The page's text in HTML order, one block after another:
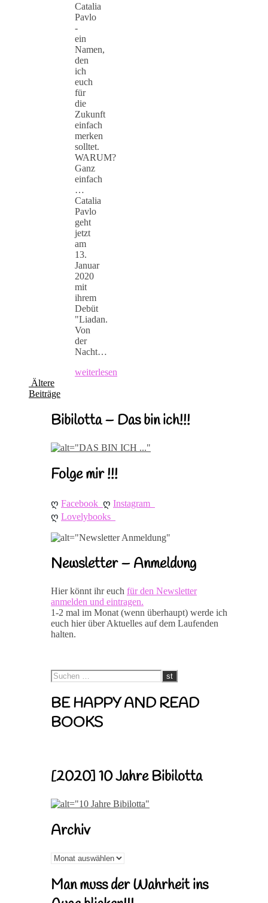
Catalia
Pavlo
-
ein
Namen,
den
ich
euch
für
die
Zukunft
einfach
merken
solltet.
WARUM?
Ganz
einfach
…
Catalia
Pavlo
geht
jetzt
am
13.
Januar
2020
mit
ihrem
Debüt
"Liadan.
Von
der
Nacht…
weiterlesen
Ältere
Beiträge
Bibilotta – Das bin ich!!!
Folge mir !!!
ღ Facebook ღ Instagram
ღ Lovelybooks
Newsletter – Anmeldung
Hier könnt ihr euch für den Newsletter
anmelden und eintragen.
1-2 mal im Monat (wenn überhaupt) werde ich
euch hier über Aktuelles auf dem Laufenden
halten.
BE HAPPY AND READ
BOOKS
[2020] 10 Jahre Bibilotta
Archiv
Archiv
Man muss der Wahrheit ins